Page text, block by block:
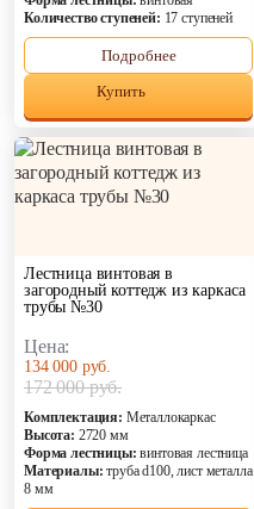
Количество ступеней: 17 ступеней
Подробнее
Купить
Лестница винтовая в
загородный коттедж из каркаса
трубы №30
Цена:
134 000 руб.
172 000 руб.
Комплектация: Металлокаркас
Высота: 2720 мм
Форма лестницы: винтовая лестница
Материалы: труба d100, лист металла
8 мм